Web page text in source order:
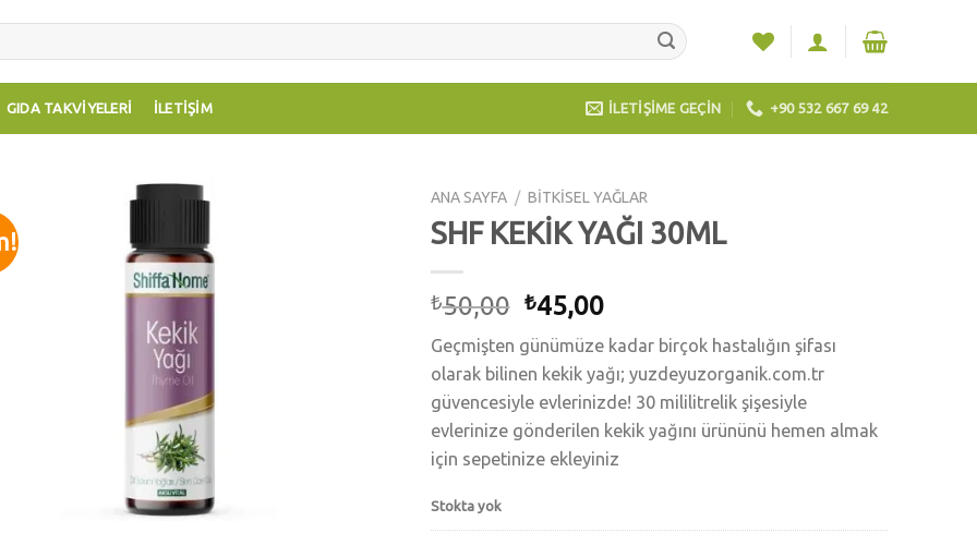
GIDA TAKVIYELERI İLETIŞIM İLETİŞİME GEÇİN +90 532 667 69 42
ANA SAYFA / BİTKİSEL YAĞLAR
SHF KEKİK YAĞI 30ML
₺50,00 ₺45,00
Geçmişten günümüze kadar birçok hastalığın şifası
olarak bilinen kekik yağı; yuzdeyuzorganik.com.tr
güvencesiyle evlerinizde! 30 mililitrelik şişesiyle
evlerinize gönderilen kekik yağını ürününü hemen almak
için sepetinize ekleyiniz
Stokta yok